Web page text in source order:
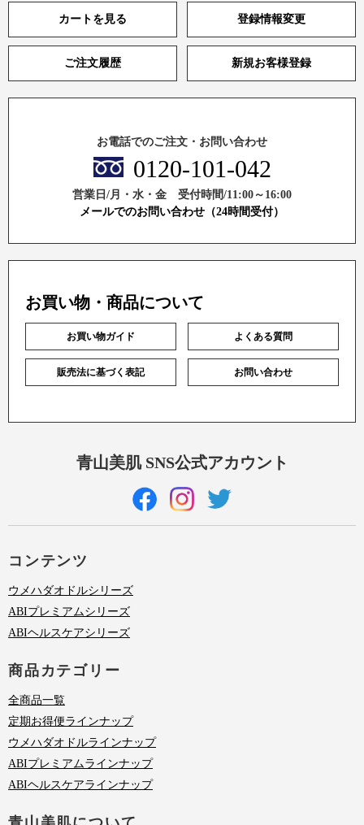
カートを見る 登録情報変更
ご注文履歴 新規お客様登録
お電話でのご注文・お問い合わせ
0120-101-042
営業日/月・水・金 受付時間/11:00～16:00
メールでのお問い合わせ（24時間受付）
お買い物・商品について
お買い物ガイド よくある質問
販売法に基づく表記 お問い合わせ
青山美肌 SNS公式アカウント
コンテンツ
ウメハダオドルシリーズ
ABIプレミアムシリーズ
ABIヘルスケアシリーズ
商品カテゴリー
全商品一覧
定期お得便ラインナップ
ウメハダオドルラインナップ
ABIプレミアムラインナップ
ABIヘルスケアラインナップ